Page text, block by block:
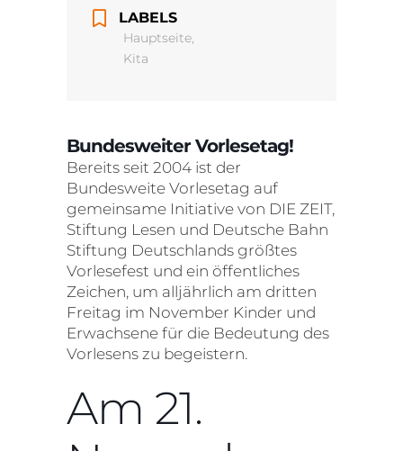
LABELS
Hauptseite,
Kita
Bundesweiter Vorlesetag!
Bereits seit 2004 ist der
Bundesweite Vorlesetag auf
gemeinsame Initiative von DIE ZEIT,
Stiftung Lesen und Deutsche Bahn
Stiftung Deutschlands größtes
Vorlesefest und ein öffentliches
Zeichen, um alljährlich am dritten
Freitag im November Kinder und
Erwachsene für die Bedeutung des
Vorlesens zu begeistern.
Am 21.